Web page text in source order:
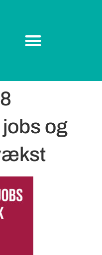
og